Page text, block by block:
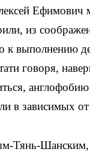
Ефимович
из
к выполнению
говоря,
в зависимых
Тянь-